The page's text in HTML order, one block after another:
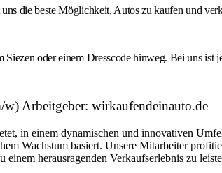
die beste Möglichkeit, Autos zu kaufen und
oder einem Dresscode hinweg. Bei uns
Arbeitgeber: wirkaufendeinauto.de
in einem dynamischen und innovativen
Wachstum basiert. Unsere Mitarbeiter
herausragenden Verkaufserlebnis zu